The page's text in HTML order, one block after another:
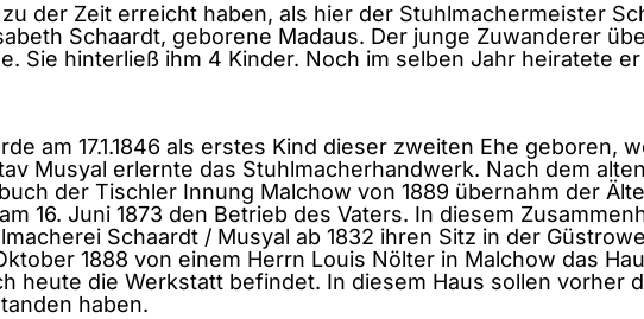
der Zeit erreicht haben, als hier der Stuhlmachermeister
Schaardt, geborene Madaus. Der junge Zuwanderer
Sie hinterließ ihm 4 Kinder. Noch im selben Jahr heiratete
am 17.1.1846 als erstes Kind dieser zweiten Ehe geboren,
Musyal erlernte das Stuhlmacherhandwerk. Nach dem alten
der Tischler Innung Malchow von 1889 übernahm der
16. Juni 1873 den Betrieb des Vaters. In diesem
Schaardt / Musyal ab 1832 ihren Sitz in der
1888 von einem Herrn Louis Nölter in Malchow das
heute die Werkstatt befindet. In diesem Haus sollen vorher
haben.